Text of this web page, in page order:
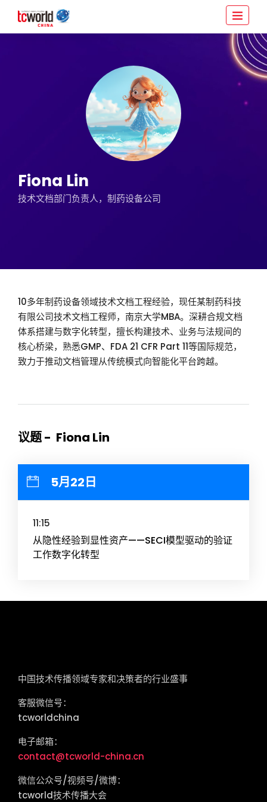
Fiona Lin
技术文档部门负责人，制药设备公司
10多年制药设备领域技术文档工程经验，现任某制药科技
有限公司技术文档工程师，南京大学MBA。深耕合规文档
体系搭建与数字化转型，擅长构建技术、业务与法规间的
核心桥梁，熟悉GMP、FDA 21 CFR Part 11等国际规范，
致力于推动文档管理从传统模式向智能化平台跨越。
议题 - Fiona Lin
5月22日
11:15
从隐性经验到显性资产——SECI模型驱动的验证
工作数字化转型
中国技术传播领域专家和决策者的行业盛事
客服微信号：
tcworldchina
电子邮箱：
contact@tcworld-china.cn
微信公众号/视频号/微博：
tcworld技术传播大会